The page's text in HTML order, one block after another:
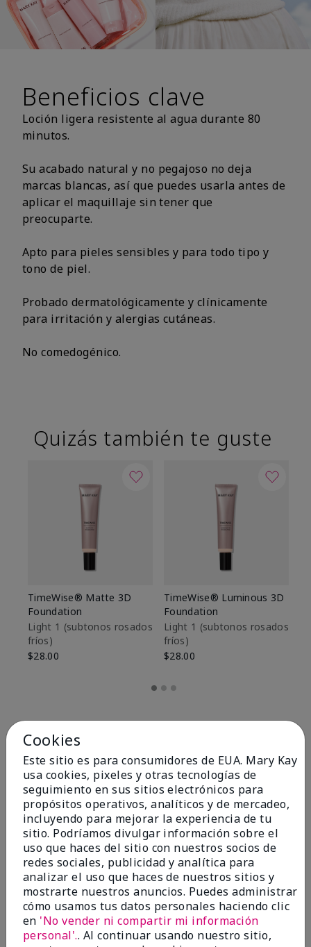
Beneficios clave
Loción ligera resistente al agua durante 80
minutos.
Su acabado natural y no pegajoso no deja
marcas blancas, así que puedes usarla antes de
aplicar el maquillaje sin tener que
preocuparte.
Apto para pieles sensibles y para todo tipo y
tono de piel.
Probado dermatológicamente y clínicamente
para irritación y alergias cutáneas.
No comedogénico.
Quizás también te guste
TimeWise® Matte 3D
Foundation
Light 1​ (subtonos rosados
fríos)
$28.00
TimeWise® Luminous 3D
Foundation
Light 1​ (subtonos rosados
fríos)
$28.00
OPINIONES
4.8
Cookies
Este sitio es para consumidores de EUA. Mary Kay
usa cookies, pixeles y otras tecnologías de
seguimiento en sus sitios electrónicos para
propósitos operativos, analíticos y de mercadeo,
incluyendo para mejorar la experiencia de tu
sitio. Podríamos divulgar información sobre el
uso que haces del sitio con nuestros socios de
redes sociales, publicidad y analítica para
analizar el uso que haces de nuestros sitios y
mostrarte nuestros anuncios. Puedes administrar
cómo usamos tus datos personales haciendo clic
en 'No vender ni compartir mi información
personal'.. Al continuar usando nuestro sitio,